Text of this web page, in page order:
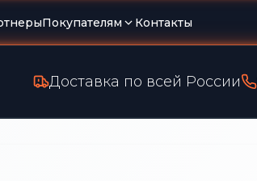
Покупателям Контакты
Доставка по всей России